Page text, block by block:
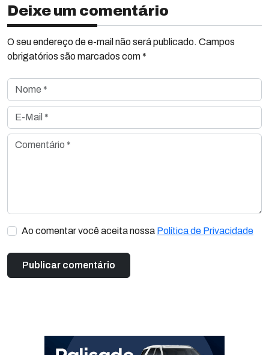
Deixe um comentário
O seu endereço de e-mail não será publicado. Campos
obrigatórios são marcados com *
Nome *
E-Mail *
Comentário *
Ao comentar você aceita nossa Política de Privacidade